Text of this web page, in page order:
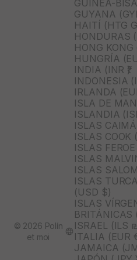
GUINEA-
GUYANA
HAITÍ (HTG
HONDURAS
HONG
HUNGRÍA
INDIA (INR ₹)
INDONESIA
IRLANDA
ISLA DE
ISLANDIA
ISLAS
ISLAS COOK
ISLAS
ISLAS
ISLAS
ISLAS
(USD $)
ISLAS
BRITÁNICAS
ISRAEL (ILS
ITALIA (EUR
JAMAICA
© 2026 Polín
et moi